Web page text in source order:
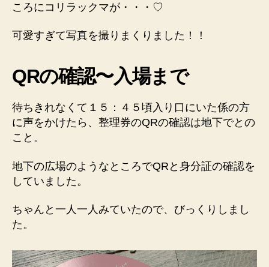
ころにコリラックマが・・・♡
可愛すぎて写真を撮りまくりました！！
QRの確認〜入場まで
待ちきれなくて１５：４５頃入り口にいた係の方
に声をかけたら、整理券のQRの確認は地下でとの
こと。
地下の広場のようなところでQRと身分証の確認を
していました。
ちゃんと一人一人みていたので、びっくりしまし
た。